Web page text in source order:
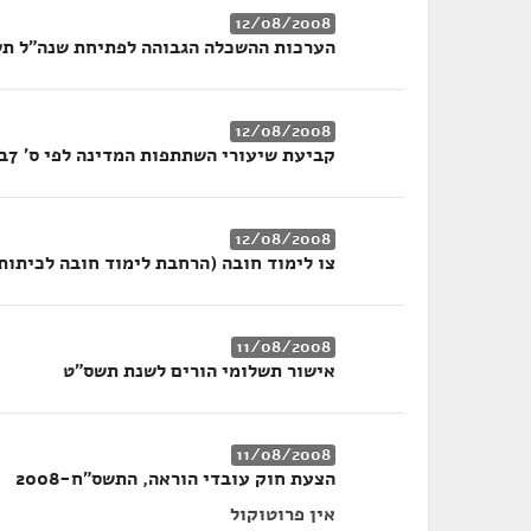
12/08/2008
הערכות ההשכלה הגבוהה לפתיחת שנה"ל
12/08/2008
קביעת שיעורי השתתפות המדינה לפי ס' 7ב
12/08/2008
צו לימוד חובה (הרחבת לימוד חובה
11/08/2008
אישור תשלומי הורים לשנת תשס"ט
11/08/2008
הצעת חוק עובדי הוראה, התשס"ח-2008
אין פרוטוקול